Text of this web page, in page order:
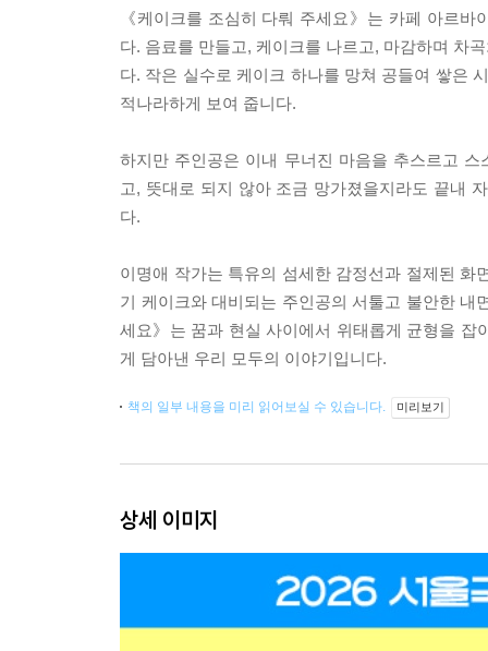
《케이크를 조심히 다뤄 주세요》는 카페 아르
다. 음료를 만들고, 케이크를 나르고, 마감하며 차
다. 작은 실수로 케이크 하나를 망쳐 공들여 쌓은
적나라하게 보여 줍니다.
하지만 주인공은 이내 무너진 마음을 추스르고
고, 뜻대로 되지 않아 조금 망가졌을지라도 끝내
다.
이명애 작가는 특유의 섬세한 감정선과 절제된
기 케이크와 대비되는 주인공의 서툴고 불안한
세요》는 꿈과 현실 사이에서 위태롭게 균형을 잡
게 담아낸 우리 모두의 이야기입니다.
책의 일부 내용을 미리 읽어보실 수 있습니다. 미리보기
상세 이미지